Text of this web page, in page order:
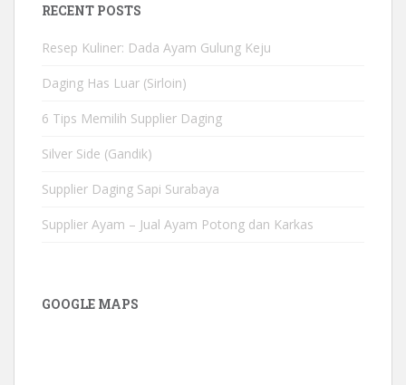
RECENT POSTS
Resep Kuliner: Dada Ayam Gulung Keju
Daging Has Luar (Sirloin)
6 Tips Memilih Supplier Daging
Silver Side (Gandik)
Supplier Daging Sapi Surabaya
Supplier Ayam – Jual Ayam Potong dan Karkas
GOOGLE MAPS